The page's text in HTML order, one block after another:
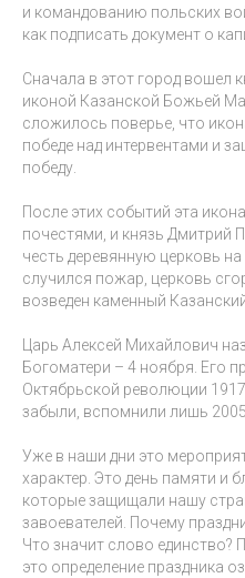
и командованию польских
как подписать документ о
Сначала в этот город вошел
иконой Казанской Божьей
сложилось поверье, что
победе над интервентами и
победу.
После этих событий эта
почестями, и князь Дмитрий
честь деревянную церковь
случился пожар, церковь
возведен каменный
Царь Алексей Михайлович
Богоматери – 4 ноября. Его
Октябрьской революции
забыли, вспомнили лишь 2005
Уже в наши дни это
характер. Это день памяти и
которые защищали нашу
завоевателей. Почему
Что значит слово единство?
это определение праздника